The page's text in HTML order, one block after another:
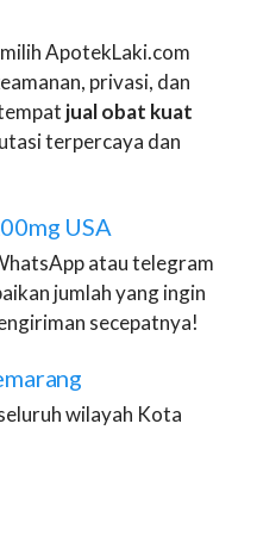
ApotekLaki.com
privasi, dan
jual obat kuat
terpercaya dan
USA
atau telegram
jumlah yang ingin
secepatnya!
wilayah Kota